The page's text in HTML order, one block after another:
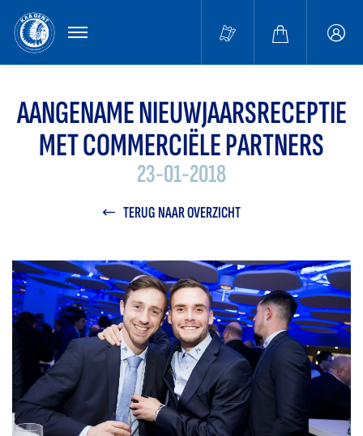
MENU
AANGENAME NIEUWJAARSRECEPTIE
MET COMMERCIËLE PARTNERS
23-01-2018
TERUG NAAR OVERZICHT